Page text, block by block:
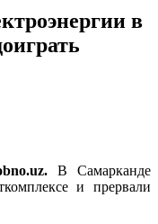
в
В Самарканде
и прервали